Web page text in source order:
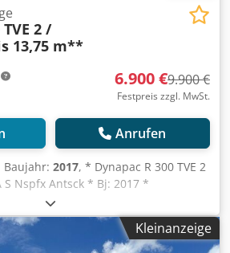
TVE 2 /
13,75 m**
6.900 €9.900 €
Festpreis zzgl. MwSt.
Anrufen
Baujahr: 2017, * Dynapac R 300 TVE 2
Nspfx Antsck * Bj: 2017 *
- 13,75 m * mehr Bilder und Videos
ohne Gewähr und
Kleinanzeige